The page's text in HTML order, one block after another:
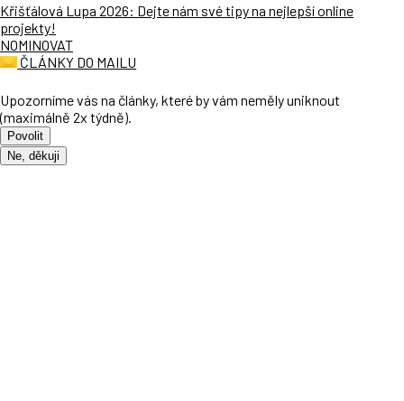
Křišťálová Lupa 2026: Dejte nám své tipy na nejlepší online
projekty!
NOMINOVAT
ČLÁNKY DO MAILU
Upozorníme vás na články, které by vám neměly uniknout
(maximálně 2x týdně).
Povolit
Ne, děkuji